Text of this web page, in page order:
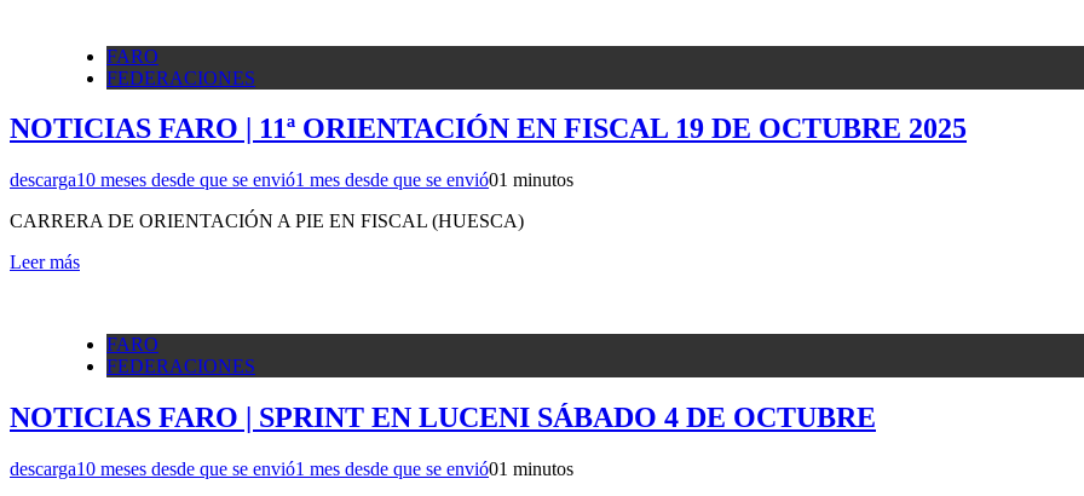
FARO
FEDERACIONES
NOTICIAS FARO | 11ª ORIENTACIÓN EN FISCAL 19 DE OCTUBRE 2025
descarga10 meses desde que se envió1 mes desde que se envió01 minutos
CARRERA DE ORIENTACIÓN A PIE EN FISCAL (HUESCA)
Leer más
FARO
FEDERACIONES
NOTICIAS FARO | SPRINT EN LUCENI SÁBADO 4 DE OCTUBRE
descarga10 meses desde que se envió1 mes desde que se envió01 minutos